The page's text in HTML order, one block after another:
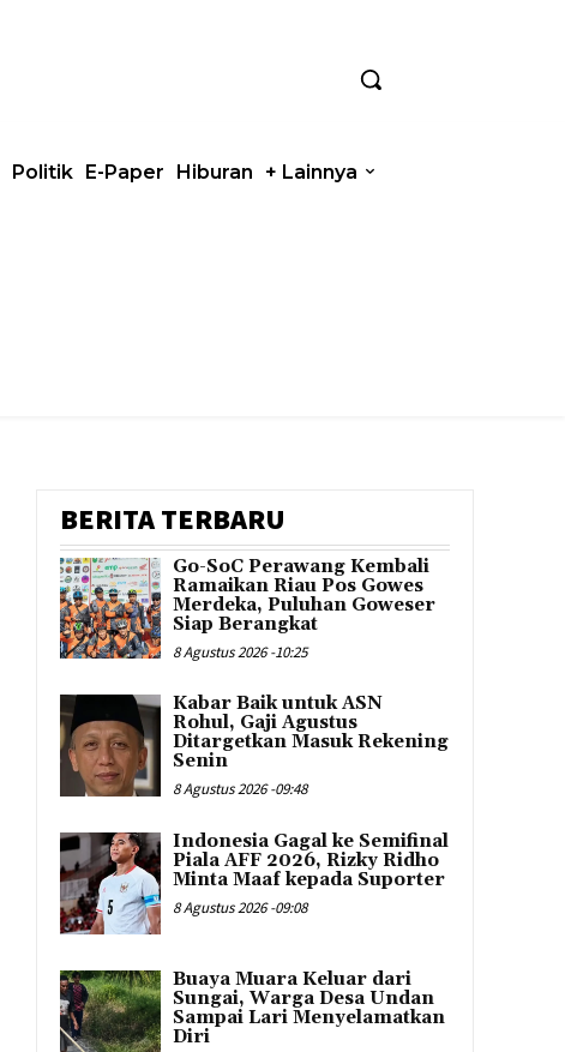
Politik E-Paper Hiburan + Lainnya
BERITA TERBARU
Go-SoC Perawang Kembali
Ramaikan Riau Pos Gowes
Merdeka, Puluhan Goweser
Siap Berangkat
8 Agustus 2026 -10:25
Kabar Baik untuk ASN
Rohul, Gaji Agustus
Ditargetkan Masuk Rekening
Senin
8 Agustus 2026 -09:48
Indonesia Gagal ke Semifinal
Piala AFF 2026, Rizky Ridho
Minta Maaf kepada Suporter
8 Agustus 2026 -09:08
Buaya Muara Keluar dari
Sungai, Warga Desa Undan
Sampai Lari Menyelamatkan
Diri